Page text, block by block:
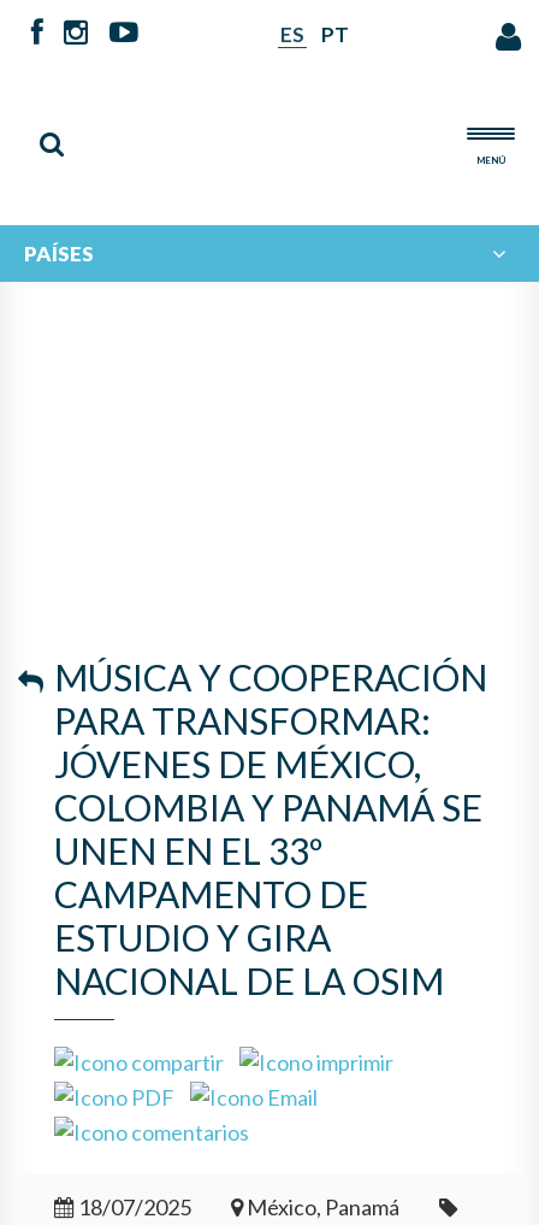
ES PT
MENÚ
PAÍSES
MÚSICA Y COOPERACIÓN
PARA TRANSFORMAR:
JÓVENES DE MÉXICO,
COLOMBIA Y PANAMÁ SE
UNEN EN EL 33º
CAMPAMENTO DE
ESTUDIO Y GIRA
NACIONAL DE LA OSIM
18/07/2025
México, Panamá